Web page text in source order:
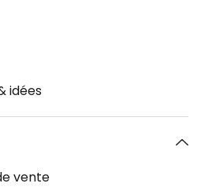
idées
vente